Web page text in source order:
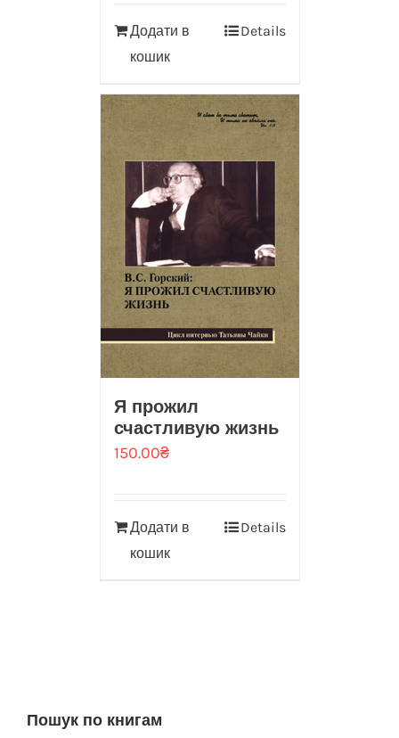
Додати в
кошик
Details
Я прожил
счастливую жизнь
150.00₴
Додати в
кошик
Details
Пошук по книгам